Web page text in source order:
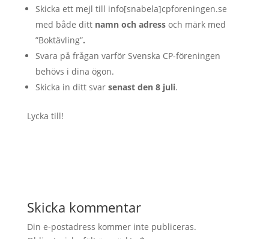
Skicka ett mejl till info[snabela]cpforeningen.se
med både ditt namn och adress och märk med
”Boktävling”.
Svara på frågan varför Svenska CP-föreningen
behövs i dina ögon.
Skicka in ditt svar senast den 8 juli.
Lycka till!
Skicka kommentar
Din e-postadress kommer inte publiceras.